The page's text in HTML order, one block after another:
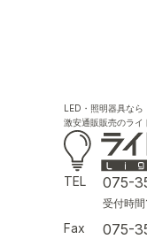
LED・照明器具なら
激安通販販売のライ
TEL 075-
受付時
Fax 075-